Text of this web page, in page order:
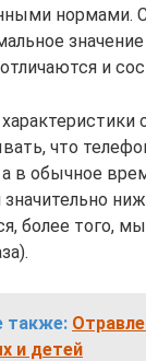
нормами.
и
что
в обычное
значительно
более того,
также:
и детей